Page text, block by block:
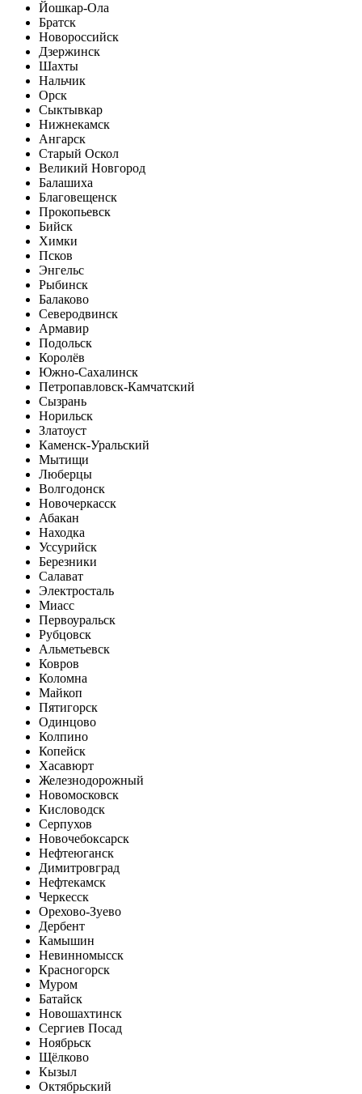
Йошкар-Ола
Братск
Новороссийск
Дзержинск
Шахты
Нальчик
Орск
Сыктывкар
Нижнекамск
Ангарск
Старый Оскол
Великий Новгород
Балашиха
Благовещенск
Прокопьевск
Бийск
Химки
Псков
Энгельс
Рыбинск
Балаково
Северодвинск
Армавир
Подольск
Королёв
Южно-Сахалинск
Петропавловск-Камчатский
Сызрань
Норильск
Златоуст
Каменск-Уральский
Мытищи
Люберцы
Волгодонск
Новочеркасск
Абакан
Находка
Уссурийск
Березники
Салават
Электросталь
Миасс
Первоуральск
Рубцовск
Альметьевск
Ковров
Коломна
Майкоп
Пятигорск
Одинцово
Колпино
Копейск
Хасавюрт
Железнодорожный
Новомосковск
Кисловодск
Серпухов
Новочебоксарск
Нефтеюганск
Димитровград
Нефтекамск
Черкесск
Орехово-Зуево
Дербент
Камышин
Невинномысск
Красногорск
Муром
Батайск
Новошахтинск
Сергиев Посад
Ноябрьск
Щёлково
Кызыл
Октябрьский